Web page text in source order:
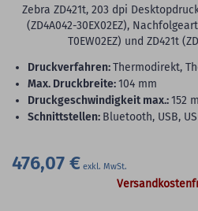
Zebra ZD421t, 203 dpi
(ZD4A042-30EX02EZ),
T0EW02EZ) und ZD421t
Druckverfahren:Thermodirekt,
max. Druckbreite:104 mm
Druckgeschwindigkeit max.:152
Schnittstellen: Bluetooth, USB,
476,07 €